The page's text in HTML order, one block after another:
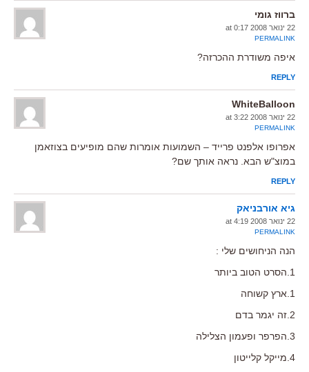
ברווז גומי
22 ינואר 2008 at 0:17
PERMALINK
איפה משודרת ההכרזה?
REPLY
WhiteBalloon
22 ינואר 2008 at 3:22
PERMALINK
אפרופו אלפנט פרייד – השמועות אומרות שהם מופיעים בצוזאמן
במוצ"ש הבא. נראה אותך שם?
REPLY
גיא אורבניאק
22 ינואר 2008 at 4:19
PERMALINK
הנה הניחושים שלי :
1.הסרט הטוב ביותר
1.ארץ קשוחה
2.זה יגמר בדם
3.הפרפר ופעמון הצלילה
4.מייקל קלייטון